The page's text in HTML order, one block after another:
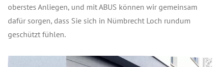
oberstes Anliegen, und mit ABUS können wir gemeinsam
dafür sorgen, dass Sie sich in Nümbrecht Loch rundum
geschützt fühlen.